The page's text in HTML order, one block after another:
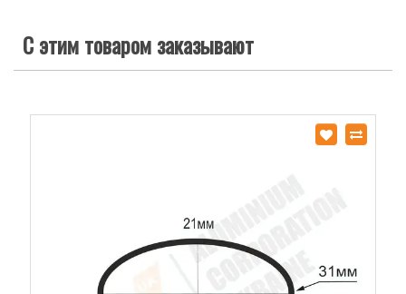
С этим товаром заказывают